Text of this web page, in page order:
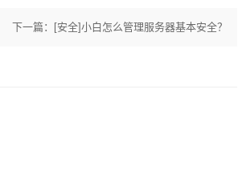
下一篇： [安全]小白怎么管理服务器基本安全？